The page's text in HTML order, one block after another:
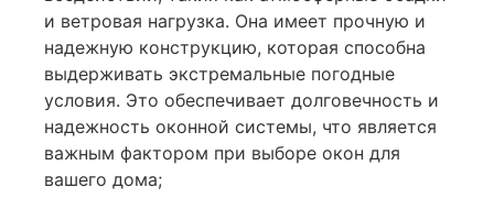
и ветровая нагрузка. Она имеет прочную и
надежную конструкцию, которая способна
выдерживать экстремальные погодные
условия. Это обеспечивает долговечность и
надежность оконной системы, что является
важным фактором при выборе окон для
вашего дома;